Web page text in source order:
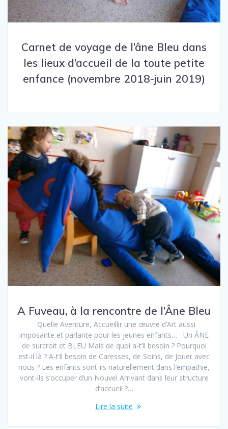
Carnet de voyage de l’âne Bleu dans
les lieux d’accueil de la toute petite
enfance (novembre 2018-juin 2019)
A Fuveau, à la rencontre de l’Âne Bleu
Quelle Aventure, Accueillir une œuvre d’Art aussi
imposante et parlante pour les jeunes enfants… Un ÂNE
de surcroit et BLEU Mais de quoi a-t’il besoin ? Pourquoi
est-il là ? A-t’il besoin de Caresses, de Soins, de Jouer avec
nous ? Les enfants sont-ils naturellement dans l’empathie,
vont-ils s’occuper d’un Nouvel Arrivant dans leur structure
d’accueil ?…
Lire la suite